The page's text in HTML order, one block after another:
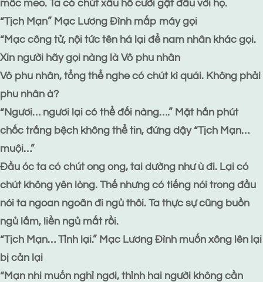
mốc meo. Ta có chút xấu hổ cười gật đầu với họ.
“Tịch Mạn” Mạc Lương Đình mấp máy gọi
“Mạc công tử, nội tức tên há lại để nam nhân khác gọi.
Xin người hãy gọi nàng là Vô phu nhân
Vô phu nhân, tổng thể nghe có chút kì quái. Không phải
phu nhân à?
“Ngươi… ngươi lại có thể đối nàng….” Mặt hắn phút
chốc trắng bệch không thể tin, đứng dậy “Tịch Mạn…
muội…”
Đầu óc ta có chút ong ong, tai dường như ù đi. Lại có
chút không yên lòng. Thế nhưng có tiếng nói trong đầu
nói ta ngoan ngoãn đi ngủ thôi. Ta thực sự cũng buồn
ngủ lắm, liền ngủ mất rồi.
“Tịch Mạn… Tỉnh lại.” Mạc Lương Đình muốn xông lên lại
bị cản lại
“Mạn nhi muốn nghỉ ngơi, thỉnh hai người không cần